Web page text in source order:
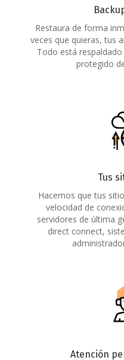
Restaura de forma
veces que quieras, tus
Todo está
protegido
Tus
Hacemos que tus
velocidad de
servidores de última
direct connect,
Atención